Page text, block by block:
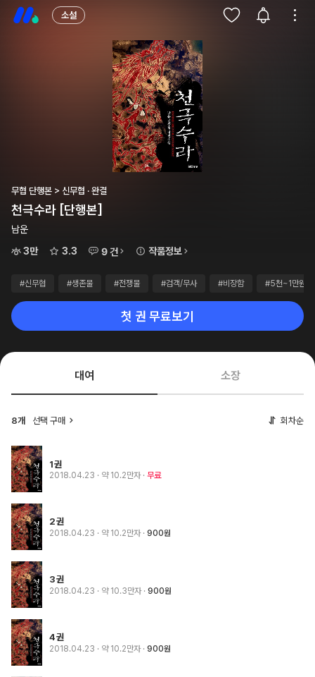
소설
무협 단행본 > 신무협 · 완결
천극수라 [단행본]
남운
3만
3.3 9 건 작품정보
#신무협 #생존물 #전쟁물 #검객/무사 #비장함 #5천~1만원
첫 권 무료보기
대여 소장
8개 선택 구매 회차순
1권
2018.04.23 · 약 10.2만자 무료
2권
2018.04.23 · 약 10.2만자 900원
3권
2018.04.23 · 약 10.3만자 900원
4권
2018.04.23 · 약 10.2만자 900원